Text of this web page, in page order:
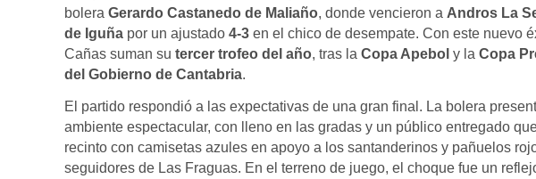
bolera Gerardo Castanedo de Maliaño, donde vencieron a Andros La
de Iguña por un ajustado 4-3 en el chico de desempate. Con este nuevo
Cañas suman su tercer trofeo del año, tras la Copa Apebol y la Copa
del Gobierno de Cantabria.
El partido respondió a las expectativas de una gran final. La bolera
ambiente espectacular, con lleno en las gradas y un público entregado
recinto con camisetas azules en apoyo a los santanderinos y pañuelos
seguidores de Las Fraguas. En el terreno de juego, el choque fue un